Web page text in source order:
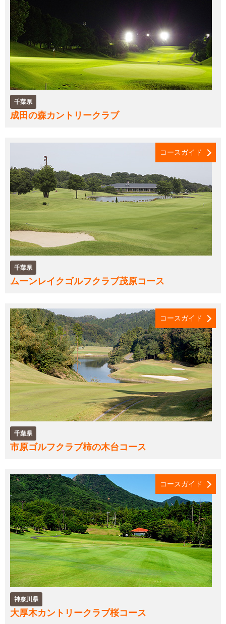
千葉県
成田の森カントリークラブ
千葉県
ムーンレイクゴルフクラブ茂原コース
コースガイド
千葉県
市原ゴルフクラブ柿の木台コース
コースガイド
神奈川県
大厚木カントリークラブ桜コース
コースガイド